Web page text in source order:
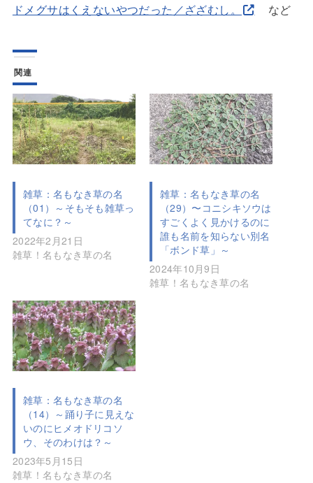
ドメグサはくえないやつだった／ざざむし。
など
関連
雑草：名もなき草の名
（01）～そもそも雑草っ
てなに？～
2022年2月21日
雑草！名もなき草の名
雑草：名もなき草の名
（29）〜コニシキソウは
すごくよく見かけるのに
誰も名前を知らない別名
「ボンド草」～
2024年10月9日
雑草！名もなき草の名
雑草：名もなき草の名
（14）～踊り子に見えな
いのにヒメオドリコソ
ウ、そのわけは？～
2023年5月15日
雑草！名もなき草の名